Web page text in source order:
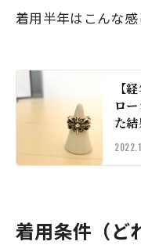
着用半年はこんな感
【
ロ
た結
着用条件（ど